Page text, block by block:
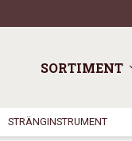
SORTIMENT
STRÄNGINSTRUMENT